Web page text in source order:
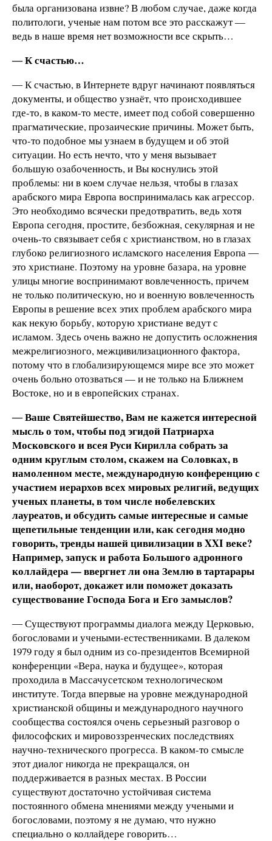
была организована извне? В любом случае, даже когда
политологи, ученые нам потом все это расскажут —
ведь в наше время нет возможности все скрыть…
― К счастью…
― К счастью, в Интернете вдруг начинают появляться
документы, и общество узнаёт, что происходившее
где-то, в каком-то месте, имеет под собой совершенно
прагматические, прозаические причины. Может быть,
что-то подобное мы узнаем в будущем и об этой
ситуации. Но есть нечто, что у меня вызывает
большую озабоченность, и Вы коснулись этой
проблемы: ни в коем случае нельзя, чтобы в глазах
арабского мира Европа воспринималась как агрессор.
Это необходимо всячески предотвратить, ведь хотя
Европа сегодня, простите, безбожная, секулярная и не
очень-то связывает себя с христианством, но в глазах
глубоко религиозного исламского населения Европа ―
это христиане. Поэтому на уровне базара, на уровне
улицы многие воспринимают вовлеченность, причем
не только политическую, но и военную вовлеченность
Европы в решение всех этих проблем арабского мира
как некую борьбу, которую христиане ведут с
исламом. Здесь очень важно не допустить осложнения
межрелигиозного, межцивилизационного фактора,
потому что в глобализирующемся мире все это может
очень больно отозваться — и не только на Ближнем
Востоке, но и в европейских странах.
― Ваше Святейшество, Вам не кажется интересной
мысль о том, чтобы под эгидой Патриарха
Московского и всея Руси Кирилла собрать за
одним круглым столом, скажем на Соловках, в
намоленном месте, международную конференцию с
участием иерархов всех мировых религий, ведущих
ученых планеты, в том числе нобелевских
лауреатов, и обсудить самые интересные и самые
щепетильные тенденции или, как сегодня модно
говорить, тренды нашей цивилизации вXXI веке?
Например, запуск и работа Большого адронного
коллайдера — ввергнет ли она Землю в тартарары
или, наоборот, докажет или поможет доказать
существование Господа Бога и Его замыслов?
― Существуют программы диалога между Церковью,
богословами и учеными-естественниками. В далеком
1979 году я был одним из со-президентов Всемирной
конференции «Вера, наука и будущее», которая
проходила в Массачусетском технологическом
институте. Тогда впервые на уровне международной
христианской общины и международного научного
сообщества состоялся очень серьезный разговор о
философских и мировоззренческих последствиях
научно-технического прогресса. В каком-то смысле
этот диалог никогда не прекращался, он
поддерживается в разных местах. В России
существуют достаточно устойчивая система
постоянного обмена мнениями между учеными и
богословами, поэтому я не думаю, что нужно
специально о коллайдере говорить…